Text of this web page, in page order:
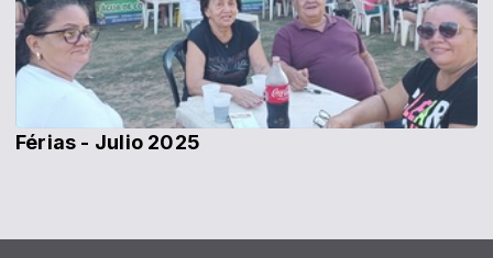
Férias - Julio 2025